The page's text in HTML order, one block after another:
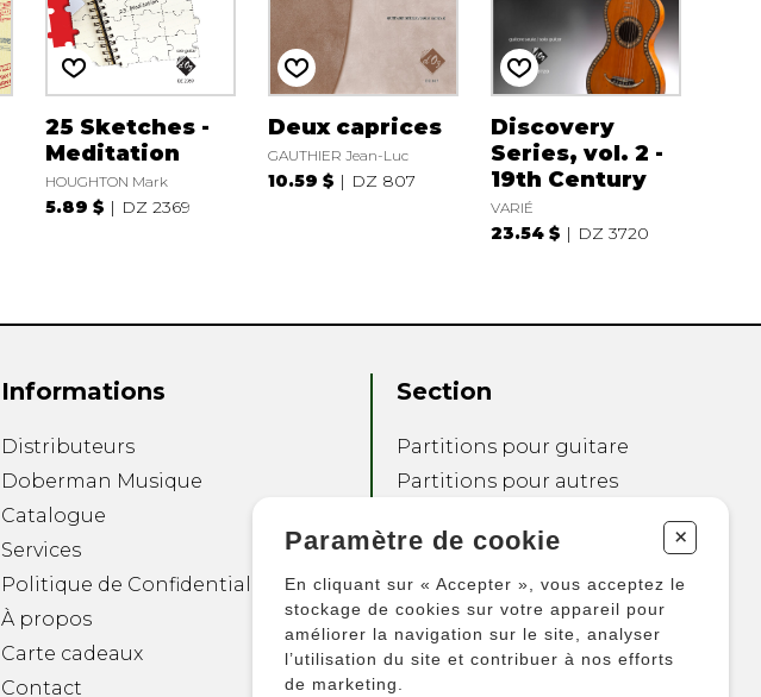
25 Sketches -
Meditation
HOUGHTON Mark
5.89 $ DZ 2369
Deux caprices
GAUTHIER Jean-Luc
10.59 $ DZ 807
Discovery
Series, vol. 2 -
19th Century
VARIÉ
23.54 $ DZ 3720
Informations
Distributeurs
Doberman Musique
Catalogue
Services
Politique de Confidentialité
À propos
Carte cadeaux
Contact
Section
Partitions pour guitare
Partitions pour autres
Partitions pour
ensembles
Autres produits
Paramètre de cookie +
En cliquant sur « Accepter », vous acceptez le
stockage de cookies sur votre appareil pour
améliorer la navigation sur le site, analyser
l’utilisation du site et contribuer à nos efforts
de marketing.